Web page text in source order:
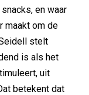
en waar
maakt om de
stelt
is als het
uit
betekent dat